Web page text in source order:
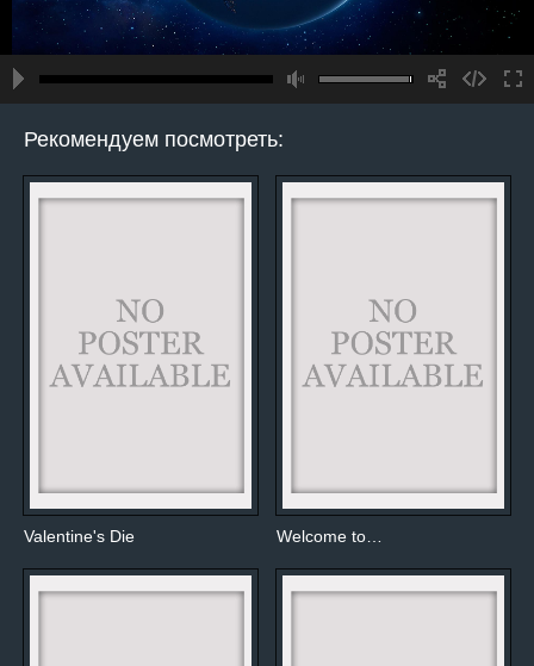
Рекомендуем посмотреть:
Valentine's Die Welcome to…